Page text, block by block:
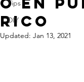
Tips
DIY
Rico
Updated: Jan 13, 2021